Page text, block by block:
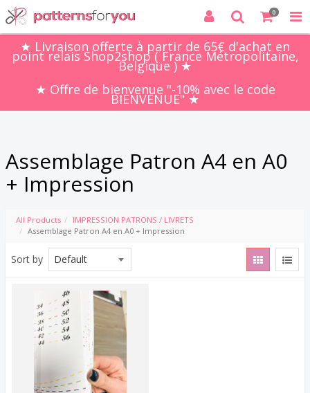
★ Livraison offerte à partir de 65€ d'achat en
point relais Shop2shop ( France Métropolitaine,
Belgique ) ★
★ Offre de bienvenue "-10% avec le code
BIENVENUE" ★
0
Assemblage Patron A4 en A0
+ Impression
All Products
IMPRESSION PATRONS / LIVRETS
Assemblage Patron A4 en A0 + Impression
Sort by